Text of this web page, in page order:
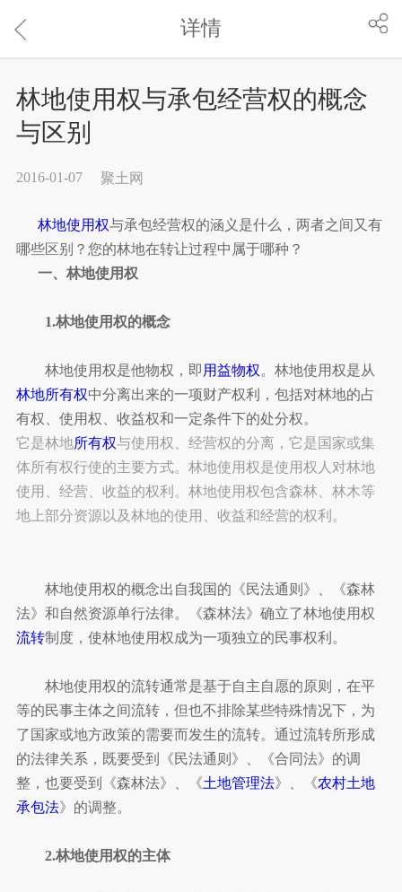
详情
林地使用权与承包经营权的概念
与区别
2016-01-07 聚土网
林地使用权与承包经营权的涵义是什么，两者之间又有
哪些区别？您的林地在转让过程中属于哪种？
一、林地使用权
1.林地使用权的概念
林地使用权是他物权，即用益物权。林地使用权是从
林地所有权中分离出来的一项财产权利，包括对林地的占
有权、使用权、收益权和一定条件下的处分权。
它是林地所有权与使用权、经营权的分离，它是国家或集
体所有权行使的主要方式。林地使用权是使用权人对林地
使用、经营、收益的权利。林地使用权包含森林、林木等
地上部分资源以及林地的使用、收益和经营的权利。
林地使用权的概念出自我国的《民法通则》、《森林
法》和自然资源单行法律。《森林法》确立了林地使用权
流转制度，使林地使用权成为一项独立的民事权利。
林地使用权的流转通常是基于自主自愿的原则，在平
等的民事主体之间流转，但也不排除某些特殊情况下，为
了国家或地方政策的需要而发生的流转。通过流转所形成
的法律关系，既要受到《民法通则》、《合同法》的调
整，也要受到《森林法》、《土地管理法》、《农村土地
承包法》的调整。
2.林地使用权的主体